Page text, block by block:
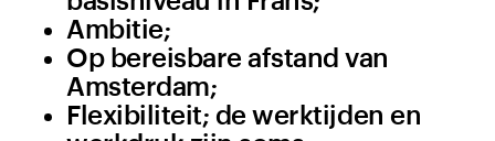
Ambitie;
Op bereisbare afstand van
Amsterdam;
Flexibiliteit; de werktijden en